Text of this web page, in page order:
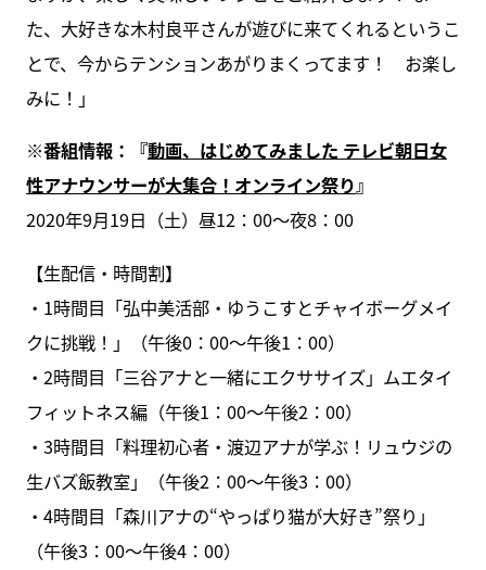
た、大好きな木村良平さんが遊びに来てくれるというこ
とで、今からテンションあがりまくってます！ お楽し
みに！」
※番組情報：『動画、はじめてみました テレビ朝日女
性アナウンサーが大集合！オンライン祭り』
2020年9月19日（土）昼12：00～夜8：00
【生配信・時間割】
・1時間目「弘中美活部・ゆうこすとチャイボーグメイ
クに挑戦！」（午後0：00～午後1：00）
・2時間目「三谷アナと一緒にエクササイズ」ムエタイ
フィットネス編（午後1：00～午後2：00）
・3時間目「料理初心者・渡辺アナが学ぶ！リュウジの
生バズ飯教室」（午後2：00～午後3：00）
・4時間目「森川アナの“やっぱり猫が大好き”祭り」
（午後3：00～午後4：00）